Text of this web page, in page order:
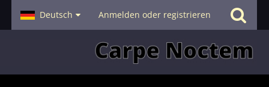
Hilfe
Deutsch Anmelden oder registrieren